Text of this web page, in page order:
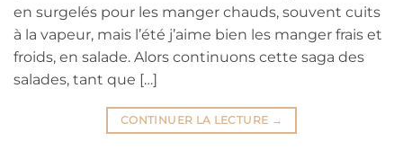
en surgelés pour les manger chauds, souvent cuits
à la vapeur, mais l’été j’aime bien les manger frais et
froids, en salade. Alors continuons cette saga des
salades, tant que […]
CONTINUER LA LECTURE →